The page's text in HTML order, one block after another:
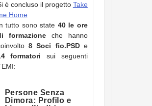
è concluso il progetto Take
Home
tutto sono state 40 le ore
formazioneche hanno
8 Soci fio.PSDe
formatori sui seguenti
Persone Senza
Dimora: Profilo e